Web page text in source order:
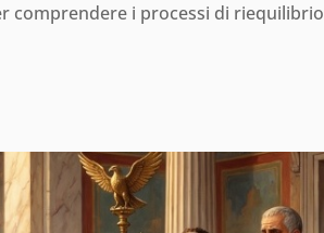
comprendere i processi di riequilibrio